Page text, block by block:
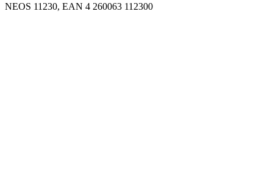
NEOS 11230, EAN 4 260063 112300